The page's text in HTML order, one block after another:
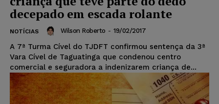
decepado em escada rolante
NOTÍCIAS Wilson Roberto - 19/02/2017
A 7ª Turma Cível do TJDFT confirmou sentença da 3ª
Vara Cível de Taguatinga que condenou centro
comercial e seguradora a indenizarem criança de...